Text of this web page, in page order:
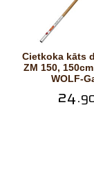
Cietkoka kāts darbarīkiem
ZM 150,
WOLF-
24.